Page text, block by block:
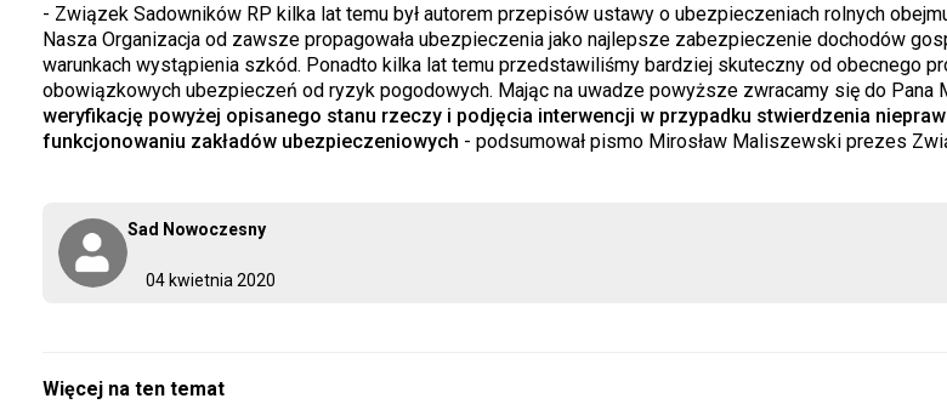
04 kwietnia 2020
Sad Nowoczesny
- Związek Sadowników RP kilka lat temu był autorem przepisów ustawy o ubezpieczeniach rolnych
Nasza Organizacja od zawsze propagowała ubezpieczenia jako najlepsze zabezpieczenie dochodów
warunkach wystąpienia szkód. Ponadto kilka lat temu przedstawiliśmy bardziej skuteczny od obecnego
obowiązkowych ubezpieczeń od ryzyk pogodowych. Mając na uwadze powyższe zwracamy się do Pana
weryfikację powyżej opisanego stanu rzeczy i podjęcia interwencji w przypadku stwierdzenia
funkcjonowaniu zakładów ubezpieczeniowych - podsumował pismo Mirosław Maliszewski prezes